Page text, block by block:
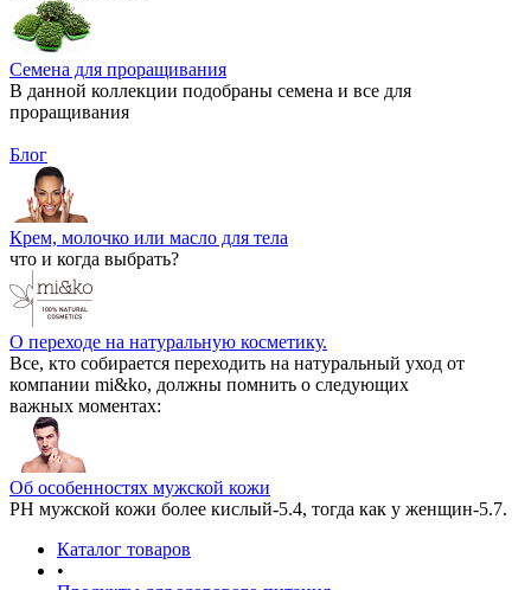
Семена для проращивания
В данной коллекции подобраны семена и все для
проращивания
Блог
Крем, молочко или масло для тела
что и когда выбрать?
О переходе на натуральную косметику.
Все, кто собирается переходить на натуральный уход от
компании mi&ko, должны помнить о следующих
важных моментах:
Об особенностях мужской кожи
РН мужской кожи более кислый-5.4, тогда как у женщин-5.7.
Каталог товаров
•